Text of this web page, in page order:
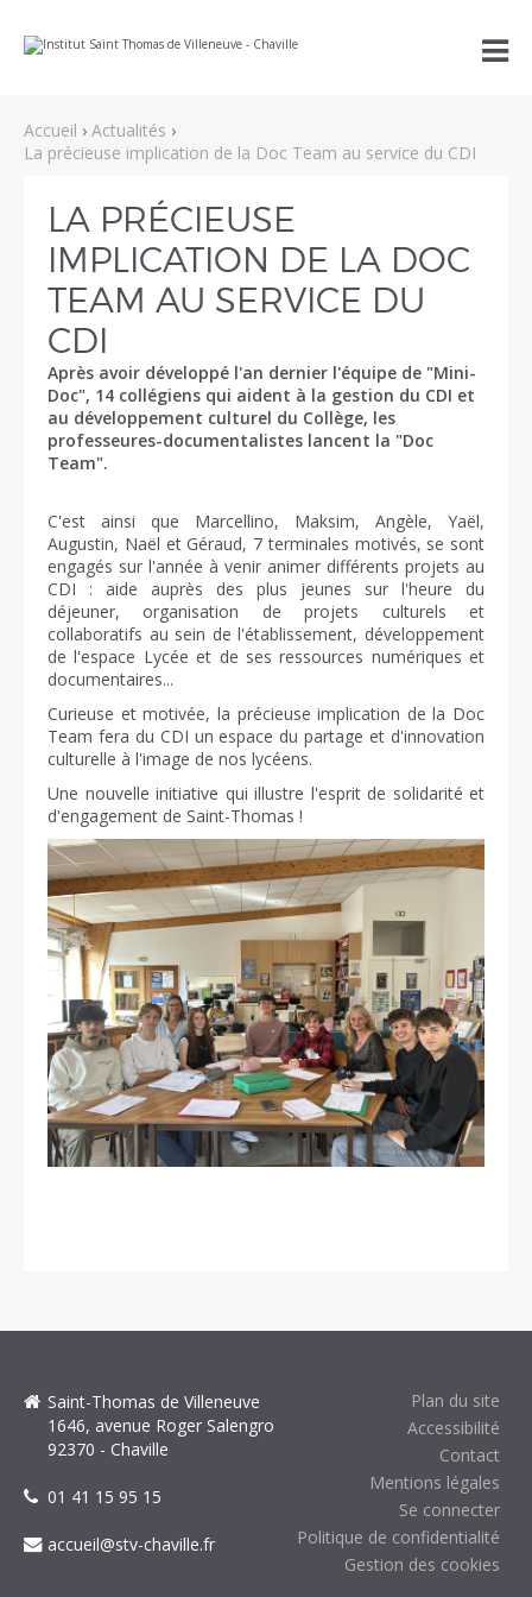
au
la
navigation
personnels

Accueil › Actualités ›
La précieuse implication de la Doc Team au service du CDI
LA PRÉCIEUSE
IMPLICATION DE LA DOC
TEAM AU SERVICE DU
CDI
Après avoir développé l'an dernier l'équipe de "Mini-
Doc", 14 collégiens qui aident à la gestion du CDI et
au développement culturel du Collège, les
professeures-documentalistes lancent la "Doc
Team".
C'est ainsi que Marcellino, Maksim, Angèle, Yaël,
Augustin, Naël et Géraud, 7 terminales motivés, se sont
engagés sur l'année à venir animer différents projets au
CDI : aide auprès des plus jeunes sur l'heure du
déjeuner, organisation de projets culturels et
collaboratifs au sein de l'établissement, développement
de l'espace Lycée et de ses ressources numériques et
documentaires...
Curieuse et motivée, la précieuse implication de la Doc
Team fera du CDI un espace du partage et d'innovation
culturelle à l'image de nos lycéens.
Une nouvelle initiative qui illustre l'esprit de solidarité et
d'engagement de Saint-Thomas !
Plan du site
Accessibilité
Contact
Mentions légales
Se connecter
Politique de confidentialité
Gestion des cookies
Saint-Thomas de Villeneuve
1646, avenue Roger Salengro
92370 - Chaville
01 41 15 95 15
accueil@stv-chaville.fr